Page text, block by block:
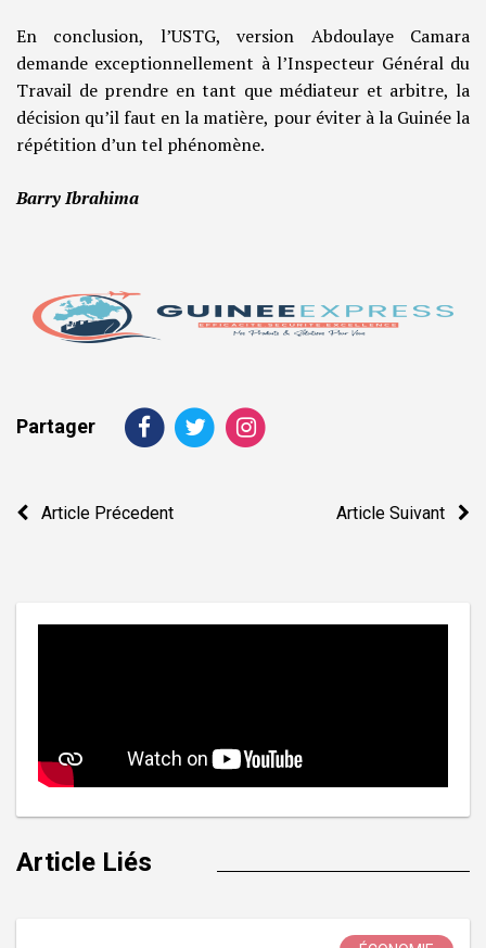
En conclusion, l’USTG, version Abdoulaye Camara
demande exceptionnellement à l’Inspecteur Général du
Travail de prendre en tant que médiateur et arbitre, la
décision qu’il faut en la matière, pour éviter à la Guinée la
répétition d’un tel phénomène.
Barry Ibrahima
Partager
Navigation
Article Précedent Article Suivant
Article Liés